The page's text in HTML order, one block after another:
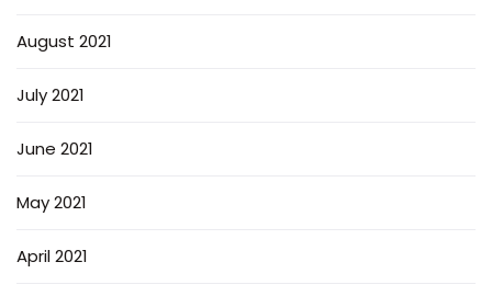
August 2021
July 2021
June 2021
May 2021
April 2021